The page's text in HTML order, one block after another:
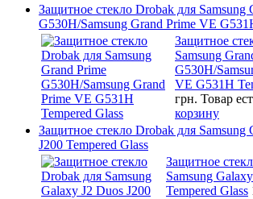
Защитное стекло Drobak для Samsung
G530H/Samsung Grand Prime VE
Защитное
Samsung
G530H/
VE G531H
грн. Товар
корзину
Защитное стекло Drobak для Samsung
J200 Tempered Glass
Защитное
Samsung
Tempered Glass